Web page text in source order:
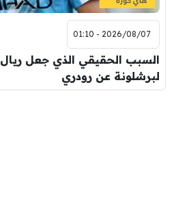
2026/08/07 - 01:10
السبب الحقيقي الذي جعل ريال
لبرشلونة عن رودري